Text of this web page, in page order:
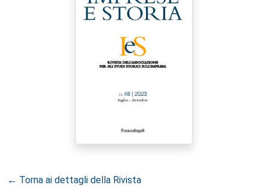
← Torna ai dettagli della Rivista